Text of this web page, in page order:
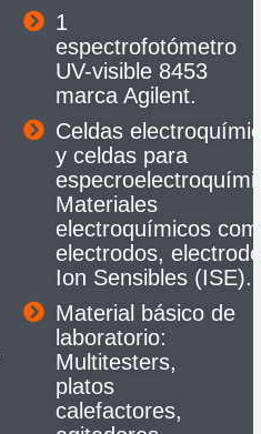
1
espectrofotómetro
UV-visible 8453
marca Agilent.
Celdas
y celdas para
Materiales
electroquímicos
electrodos,
Ion Sensibles (ISE).
Material básico de
laboratorio:
Multitesters,
platos
calefactores,